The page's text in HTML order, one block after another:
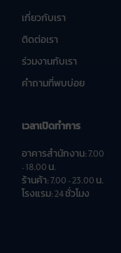
เกี่ยวกับเรา
ติดต่อเรา
ร่วมงานกับเรา
คำถามที่พบบ่อย
เวลาเปิดทำการ
อาคารสำนักงาน: 7.00
- 18.00 น.
ร้านค้า: 7.00 - 23.00 น.
โรงแรม: 24 ชั่วโมง